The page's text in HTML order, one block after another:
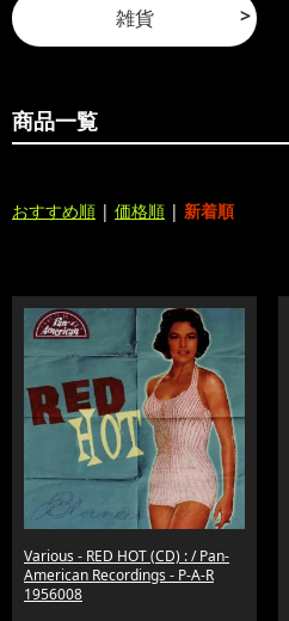
雑貨
商品一覧
おすすめ順 | 価格順 | 新着順
Various - RED HOT (CD) : / Pan-
American Recordings - P-A-R
1956008